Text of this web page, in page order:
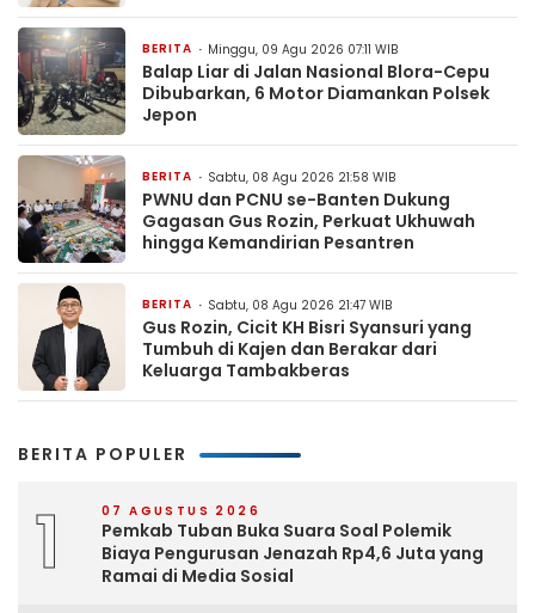
BERITA Minggu, 09 Agu 2026 07:11 WIB
Balap Liar di Jalan Nasional Blora-Cepu
Dibubarkan, 6 Motor Diamankan Polsek
Jepon
BERITA Sabtu, 08 Agu 2026 21:58 WIB
PWNU dan PCNU se-Banten Dukung
Gagasan Gus Rozin, Perkuat Ukhuwah
hingga Kemandirian Pesantren
BERITA Sabtu, 08 Agu 2026 21:47 WIB
Gus Rozin, Cicit KH Bisri Syansuri yang
Tumbuh di Kajen dan Berakar dari
Keluarga Tambakberas
BERITA POPULER
1 07 AGUSTUS 2026
Pemkab Tuban Buka Suara Soal Polemik
Biaya Pengurusan Jenazah Rp4,6 Juta yang
Ramai di Media Sosial